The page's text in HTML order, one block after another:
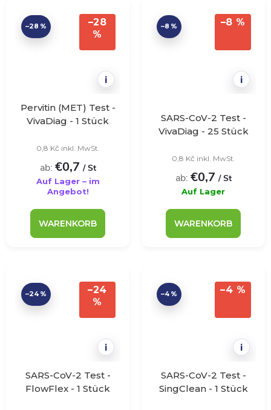
–28
%
i
–28 %
Pervitin (MET) Test -
VivaDiag - 1 Stück
0,8 Kč inkl. MwSt.
ab: €0,7 / St
Auf Lager – im
Angebot!
WARENKORB
–8 %
i
–8 %
SARS-CoV-2 Test -
VivaDiag - 25 Stück
0,8 Kč inkl. MwSt.
ab: €0,7 / St
Auf Lager
WARENKORB
–24
%
i
–24 %
SARS-CoV-2 Test -
FlowFlex - 1 Stück
–4 %
i
–4 %
SARS-CoV-2 Test -
SingClean - 1 Stück